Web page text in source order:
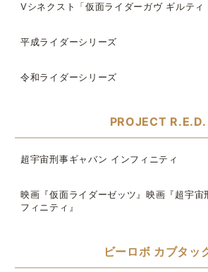
Vシネクスト「仮面ライダーガヴ ギルティ
平成ライダーシリーズ
令和ライダーシリーズ
PROJECT R.E.D.
超宇宙刑事ギャバン インフィニティ
映画『仮面ライダーゼッツ』映画『超宇宙
フィニティ』
ビーロボ カブタッ